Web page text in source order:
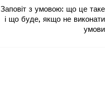
Заповіт з умовою: що це таке
і що буде, якщо не виконати
умови